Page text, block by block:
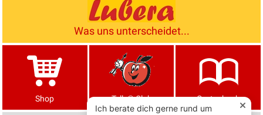
Was uns unterscheidet...
Shop Tells® Club Gartenbuch